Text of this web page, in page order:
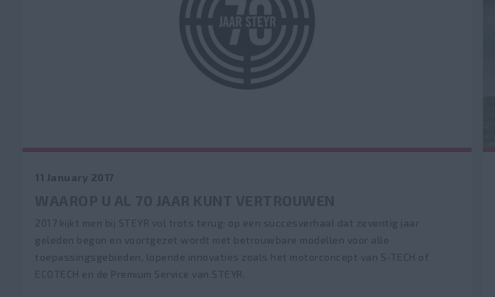
11 January 2017
2017 kijkt men bij STEYR vol trots terug: op een succesverhaal dat zeventig jaar
geleden begon en voortgezet wordt met betrouwbare modellen voor alle
toepassingsgebieden, lopende innovaties zoals het motorconcept van S-TECH of
ECOTECH en de Premium Service van STEYR.